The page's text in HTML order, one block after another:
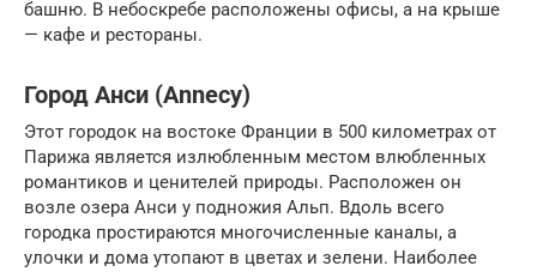
башню. В небоскребе расположены офисы, а на крыше
— кафе и рестораны.
Город Анси (Annecy)
Этот городок на востоке Франции в 500 километрах от
Парижа является излюбленным местом влюбленных
романтиков и ценителей природы. Расположен он
возле озера Анси у подножия Альп. Вдоль всего
городка простираются многочисленные каналы, а
улочки и дома утопают в цветах и зелени. Наиболее